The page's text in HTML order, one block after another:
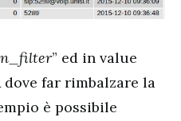
” ed in value
dove far rimbalzare la
è possibile